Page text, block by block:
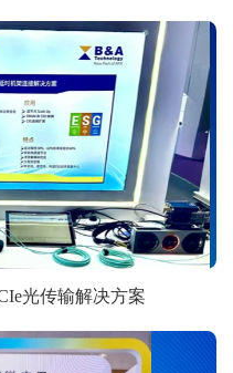
光传输解决方案